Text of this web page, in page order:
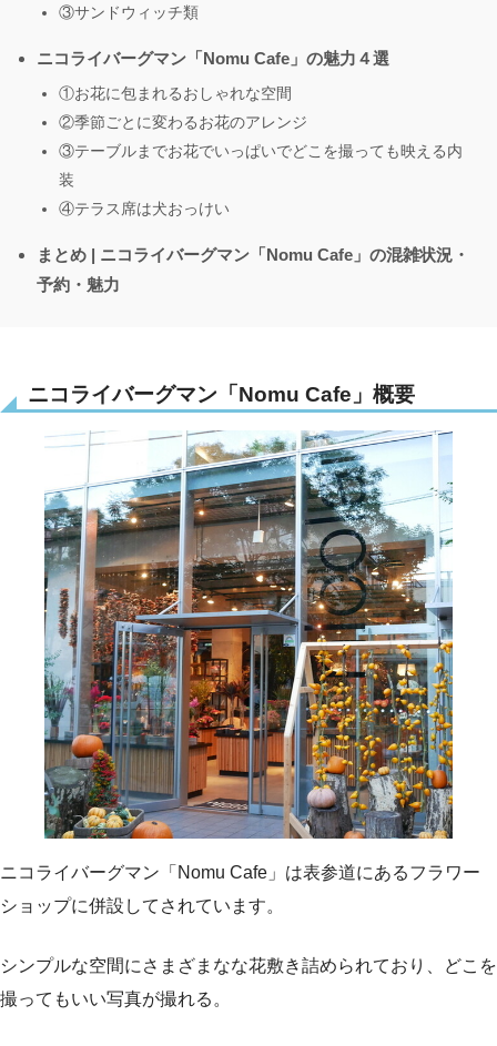
③サンドウィッチ類
ニコライバーグマン「Nomu Cafe」の魅力４選
①お花に包まれるおしゃれな空間
②季節ごとに変わるお花のアレンジ
③テーブルまでお花でいっぱいでどこを撮っても映える内
装
④テラス席は犬おっけい
まとめ | ニコライバーグマン「Nomu Cafe」の混雑状況・
予約・魅力
ニコライバーグマン「Nomu Cafe」概要
ニコライバーグマン「Nomu Cafe」は表参道にあるフラワー
ショップに併設してされています。
シンプルな空間にさまざまなな花敷き詰められており、どこを
撮ってもいい写真が撮れる。